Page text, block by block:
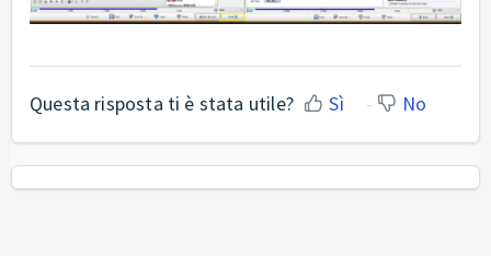
Questa risposta ti è stata utile? Sì No